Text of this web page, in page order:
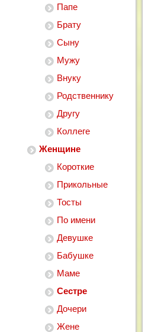
Папе
Брату
Сыну
Мужу
Внуку
Родственнику
Другу
Коллеге
Женщине
Короткие
Прикольные
Тосты
По имени
Девушке
Бабушке
Маме
Сестре
Дочери
Жене